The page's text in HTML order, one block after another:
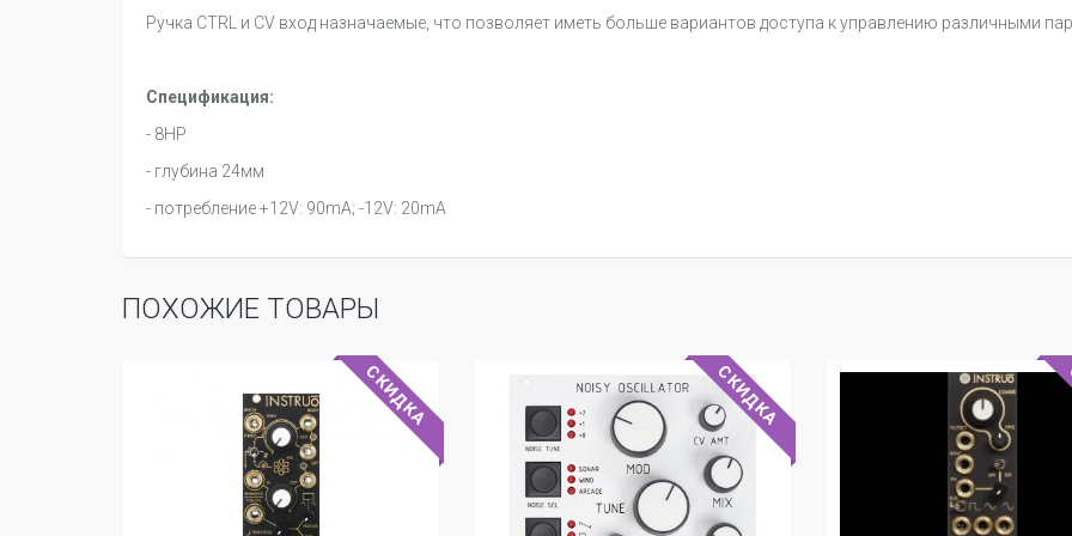
Ручка CTRL и CV вход назначаемые, что позволяет иметь больше вариантов доступа к управлению различными
Спецификация:
- 8HP
- глубина 24мм
- потребление +12V: 90mA; -12V: 20mA
ПОХОЖИЕ ТОВАРЫ
СКИДКА СКИДКА СКИДКА